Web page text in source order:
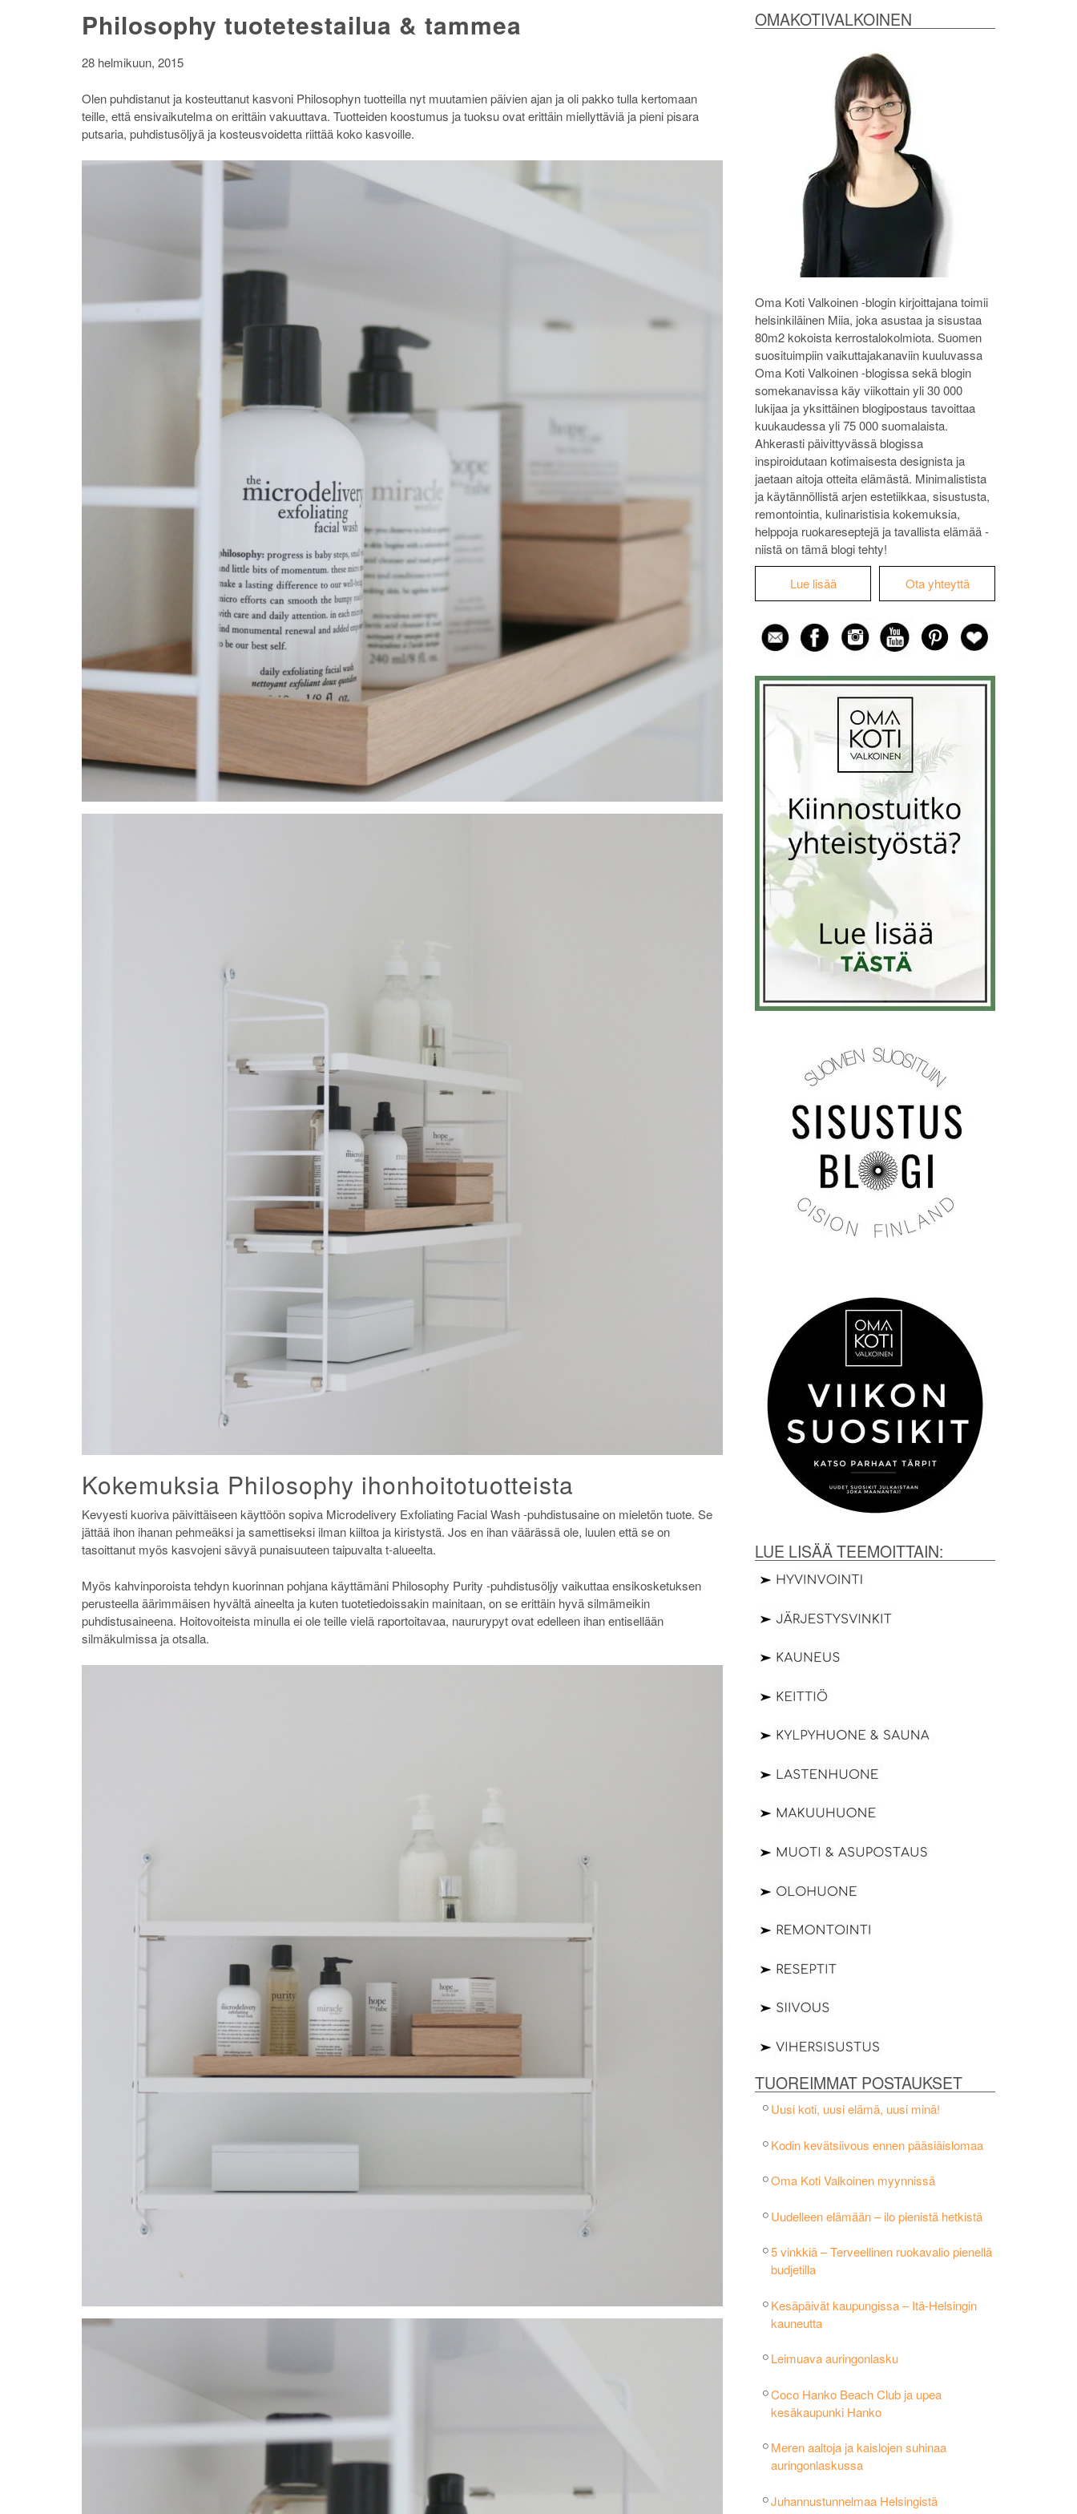
OMAKOTIVALKOINEN
Oma Koti Valkoinen -blogin kirjoittajana toimii
helsinkiläinen Miia, joka asustaa ja sisustaa
80m2 kokoista kerrostalokolmiota. Suomen
suosituimpiin vaikuttajakanaviin kuuluvassa
Oma Koti Valkoinen -blogissa sekä blogin
somekanavissa käy viikottain yli 30 000
lukijaa ja yksittäinen blogipostaus tavoittaa
kuukaudessa yli 75 000 suomalaista.
Ahkerasti päivittyvässä blogissa
inspiroidutaan kotimaisesta designista ja
jaetaan aitoja otteita elämästä. Minimalistista
ja käytännöllistä arjen estetiikkaa, sisustusta,
remontointia, kulinaristisia kokemuksia,
helppoja ruokareseptejä ja tavallista elämää -
niistä on tämä blogi tehty!
Lue lisää Ota yhteyttä
LUE LISÄÄ TEEMOITTAIN:
TUOREIMMAT POSTAUKSET
Uusi koti, uusi elämä, uusi minä!
Kodin kevätsiivous ennen pääsiäislomaa
Oma Koti Valkoinen myynnissä
Uudelleen elämään – ilo pienistä hetkistä
5 vinkkiä – Terveellinen ruokavalio pienellä
budjetilla
Kesäpäivät kaupungissa – Itä-Helsingin
kauneutta
Leimuava auringonlasku
Coco Hanko Beach Club ja upea
kesäkaupunki Hanko
Meren aaltoja ja kaislojen suhinaa
auringonlaskussa
Juhannustunnelmaa Helsingistä
Philosophy tuotetestailua & tammea
28 helmikuun, 2015
Olen puhdistanut ja kosteuttanut kasvoni Philosophyn tuotteilla nyt muutamien päivien ajan ja oli pakko tulla kertomaan
teille, että ensivaikutelma on erittäin vakuuttava. Tuotteiden koostumus ja tuoksu ovat erittäin miellyttäviä ja pieni pisara
putsaria, puhdistusöljyä ja kosteusvoidetta riittää koko kasvoille.
Kokemuksia Philosophy ihonhoitotuotteista
Kevyesti kuoriva päivittäiseen käyttöön sopiva Microdelivery Exfoliating Facial Wash -puhdistusaine on mieletön tuote. Se
jättää ihon ihanan pehmeäksi ja samettiseksi ilman kiiltoa ja kiristystä. Jos en ihan väärässä ole, luulen että se on
tasoittanut myös kasvojeni sävyä punaisuuteen taipuvalta t-alueelta.
Myös kahvinporoista tehdyn kuorinnan pohjana käyttämäni Philosophy Purity -puhdistusöljy vaikuttaa ensikosketuksen
perusteella äärimmäisen hyvältä aineelta ja kuten tuotetiedoissakin mainitaan, on se erittäin hyvä silmämeikin
puhdistusaineena. Hoitovoiteista minulla ei ole teille vielä raportoitavaa, naururypyt ovat edelleen ihan entisellään
silmäkulmissa ja otsalla.